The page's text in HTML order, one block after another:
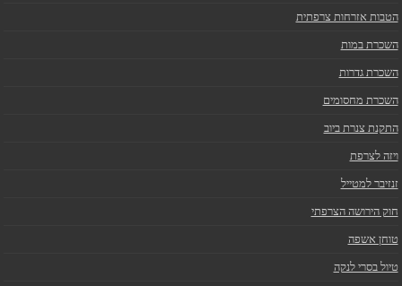
הטבות אזרחות צרפתית
השכרת במות
השכרת גדרות
השכרת מחסומים
התקנת צנרת ביוב
ויזה לצרפת
זנזיבר למטייל
חוק הירושה הצרפתי
טוחן אשפה
טיול בסרי לנקה